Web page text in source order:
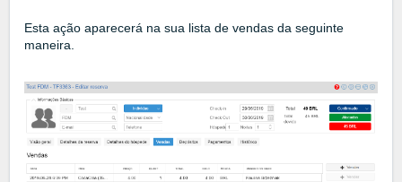
Esta ação aparecerá na sua lista de vendas da seguinte
maneira.